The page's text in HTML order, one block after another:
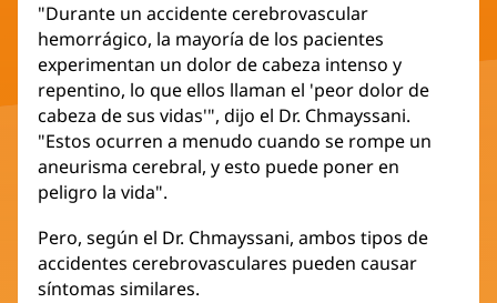
"Durante un accidente cerebrovascular
hemorrágico, la mayoría de los pacientes
experimentan un dolor de cabeza intenso y
repentino, lo que ellos llaman el 'peor dolor de
cabeza de sus vidas'", dijo el Dr. Chmayssani.
"Estos ocurren a menudo cuando se rompe un
aneurisma cerebral, y esto puede poner en
peligro la vida".
Pero, según el Dr. Chmayssani, ambos tipos de
accidentes cerebrovasculares pueden causar
síntomas similares.